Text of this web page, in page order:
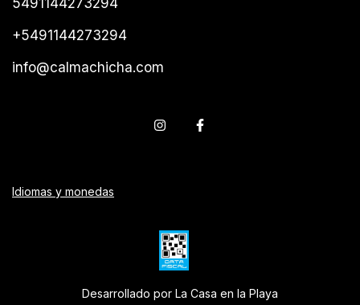
5491144273294
+5491144273294
info@calmachicha.com
Idiomas y monedas
Desarrollado por La Casa en la Playa